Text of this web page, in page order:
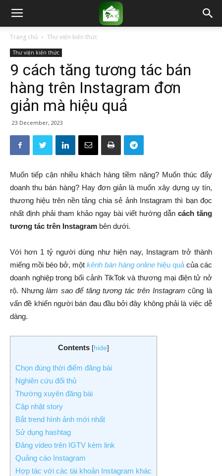
Trang chủ Thư viện kiến thức
Thư viện kiến thức
9 cách tăng tương tác bán
hàng trên Instagram đơn
giản mà hiệu quả
23 December, 2023
Muốn tiếp cận nhiều khách hàng tiềm năng? Muốn thúc đẩy
doanh thu bán hàng? Hay đơn giản là muốn xây dựng uy tín,
thương hiệu trên nền tảng chia sẻ ảnh Instagram thì bạn đọc
nhất định phải tham khảo ngay bài viết hướng dẫn cách tăng
tương tác trên Instagram bên dưới.
Với hơn 1 tỷ người dùng như hiện nay, Instagram trở thành
miếng mồi béo bở, một kênh bán hàng online hiệu quả của các
doanh nghiệp trong bối cảnh TikTok và thương mại điện tử nở
rộ. Nhưnglàm sao để tăng tương tác trên Instagram cũng là
vấn đề khiến người bán đau đầu bởi đây không phải là việc dễ
dàng.
Contents [hide]
Chọn đúng thời điểm đăng bài
Nghiên cứu đối thủ
Thường xuyên đăng bài
Cập nhật story
Bắt trend hình ảnh mới nhất
Sử dụng hashtag
Đăng video trên IGTV kèm link
Quảng cáo Instagram
Hợp tác với các tài khoản Instagram khác